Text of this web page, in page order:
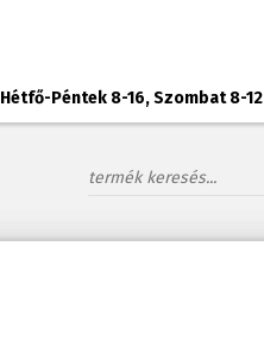
Hétfő-Péntek 8-16, Szombat 8-12